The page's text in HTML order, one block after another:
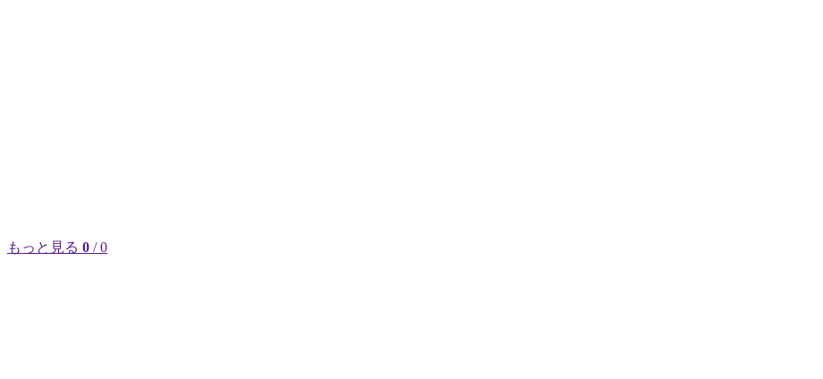
もっと見る 0 / 0